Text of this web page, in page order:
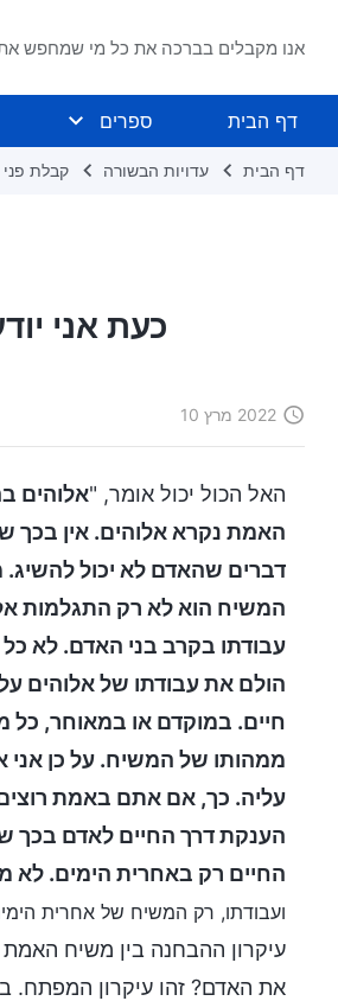
אנו מקבלים בברכה את כל מי שמחפש
דף הבית ספרים
דף הבית עדויות הבשורה קבלת פני
כעת אני
2022 מרץ 10
האל הכול יכול אומר, "אלוהים
האמת נקרא אלוהים. אין בכך
דברים שהאדם לא יכול
המשיח הוא לא רק התגלמות
עבודתו בקרב בני האדם. לא
הולם את עבודתו של אלוהים
חיים. במוקדם או במאוחר,
ממהותו של המשיח. על כן אני
עליה. כך, אם אתם באמת
הענקת דרך החיים לאדם בכך
החיים רק באחרית הימים. לא
ועבודתו, רק המשיח של אחרית
עיקרון ההבחנה בין משיח
את האדם? זהו עיקרון המפתח.